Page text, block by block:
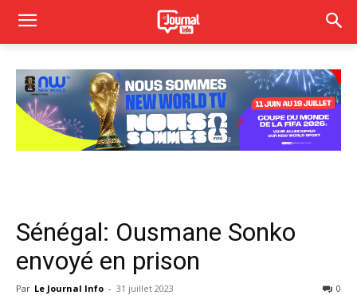
Sénégal: Ousmane Sonko
envoyé en prison
Par Le Journal Info - 31 juillet 2023 0